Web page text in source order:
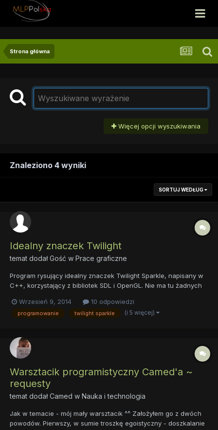
Strona główna
Więcej opcji wyszukiwania
Znaleziono 4 wyniki
SORTUJ WEDŁUG
Idealny znaczek Twilight
temat dodał Gość w Prace graficzne
Program rysujący idealny znaczek Twilight Sparkle, napisany w
C++, korzystający z bibliotek SDL i OpenGL. Nie ma tu żadnych
Wynik: Wsystko to powstało po wczesniej przeprowadzonej
analizie znaczka, dzięki której wyprowadziłe...
Wrzesień 9, 2014 10 odpowiedzi
programowanie twilight sparkle (i 5 więcej)
Warsztacik programistyczny Camed'a ~
requesty
temat dodałCamed w Nauka i technologia
Jak w temacie - mój mały warsztacik ^^ Założyłem go z dwóch
powodów. Pierwszy, w sumie troszkę egoistyczny - doszkalanie